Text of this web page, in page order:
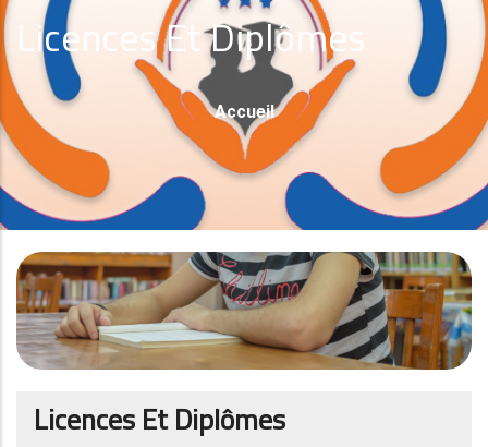
Licences Et Diplômes
Fil
D'Ariane
Accueil
Licences Et Diplômes